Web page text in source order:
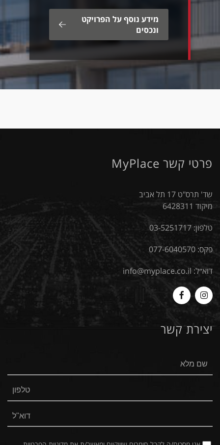
מידע נוסף על הפרויקט
ונכסים
פרטי קשר MyPlace
שד' תרס"ט 17 תל אביב
מיקוד 6428311
טלפון: 03-5251717
פקס: 077-6040570
דוא״ל: info@myplace.co.il
Myplace
-
Instagram
MyPlace
Facebook
יצירת קשר